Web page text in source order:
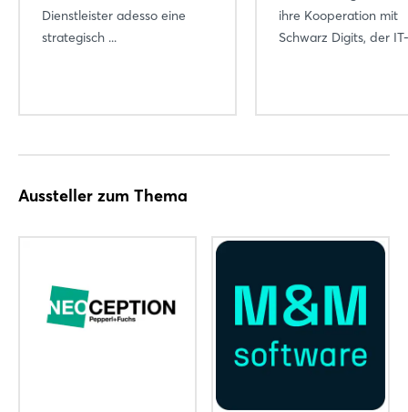
Dienstleister adesso eine
strategisch ...
ihre Kooperation mit
Schwarz Digits, der
Aussteller zum Thema
Login